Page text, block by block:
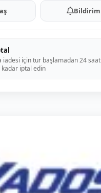
Bildirim
iadesi için tur başlamadan 24 saat
kadar iptal edin